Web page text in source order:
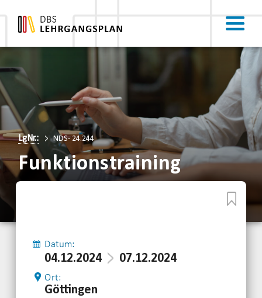
LgNr.: NDS- 24.244
Funktionstraining
Datum:
04.12.2024 07.12.2024
Ort:
Göttingen